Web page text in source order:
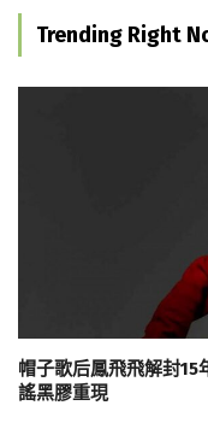
Trending Right
帽子歌后鳳飛飛解封15
謠黑膠重現